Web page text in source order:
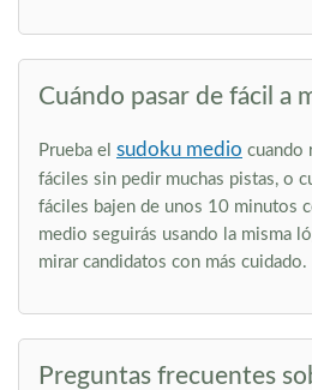
Cuándo pasar de fácil a
Prueba el sudoku medio cuando
fáciles sin pedir muchas pistas, o
fáciles bajen de unos 10 minutos
medio seguirás usando la misma
mirar candidatos con más cuidado.
Preguntas frecuentes